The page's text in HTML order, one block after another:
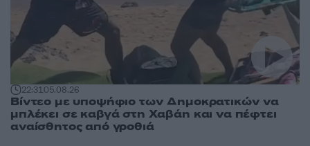
22:3105.08.26
Βίντεο με υποψήφιο των Δημοκρατικών να
μπλέκει σε καβγά στη Χαβάη και να πέφτει
αναίσθητος από γροθιά